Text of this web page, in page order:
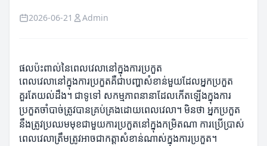
2026-06-21 Admin
ផលប៉ះពាល់នៃពេលវេលានៅក្នុងការប្រកួត
ពេលវេលានៅក្នុងការប្រកួតគឺជាបញ្ហាសំខាន់មួយដែលអ្នកប្រកួត
គួរតែយល់ដឹង។ ជាទូទៅ សកម្មភាពនានាដែលកើតឡើងក្នុងការ
ប្រកួតចាំបាច់ត្រូវបានគ្រប់គ្រងដោយពេលវេលា។ មិនថា អ្នកប្រកួត
នឹងត្រូវប្រឈមមុខជាមួយការប្រកួតនៅក្នុងកម្រិតណា ការប្រើប្រាស់
ពេលវេលា​ត្រឹមត្រូវអាចជាកត្តាសំខាន់ណាស់ក្នុងការប្រកួត។